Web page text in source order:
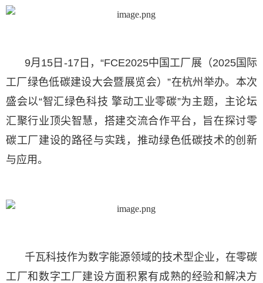
9月15日-17日，“FCE2025中国工厂展（2025国际
工厂绿色低碳建设大会暨展览会）”在杭州举办。本次
盛会以“智汇绿色科技 擎动工业零碳”为主题，主论坛
汇聚行业顶尖智慧，搭建交流合作平台，旨在探讨零
碳工厂建设的路径与实践，推动绿色低碳技术的创新
与应用。
千瓦科技作为数字能源领域的技术型企业，在零碳
工厂和数字工厂建设方面积累有成熟的经验和解决方